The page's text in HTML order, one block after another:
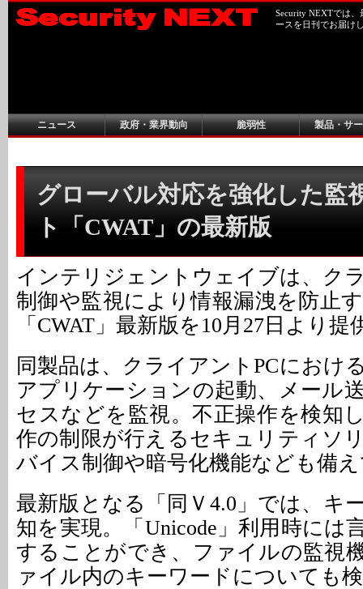
Security NEXTでは
ースを日刊でお届け
ニュース 政府・業界動向 脆弱性 製品・サ
グローバル対応を強化した監
ト「CWAT」の最新版
インテリジェントウェイブは、ク
制御や監視により情報漏洩を防止
「CWAT」最新版を10月27日より
同製品は、クライアントPCにおけ
アプリケーションの起動、メール
セスなどを監視。不正操作を検知
作の制限が行えるセキュリティソ
バイス制御や暗号化機能なども備
最新版となる「同Ｖ4.0」では、キ
知を実現。「Unicode」利用時には
することができ、ファイルの監視
ァイル内のキーワードについても